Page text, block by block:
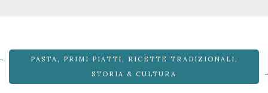
PASTA , PRIMI PIATTI , RICETTE TRADIZIONALI ,
STORIA & CULTURA